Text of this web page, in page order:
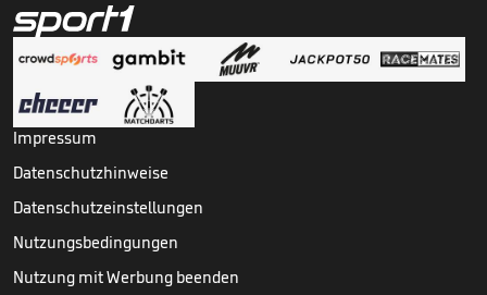
Impressum
Datenschutzhinweise
Datenschutzeinstellungen
Nutzungsbedingungen
Nutzung mit Werbung beenden